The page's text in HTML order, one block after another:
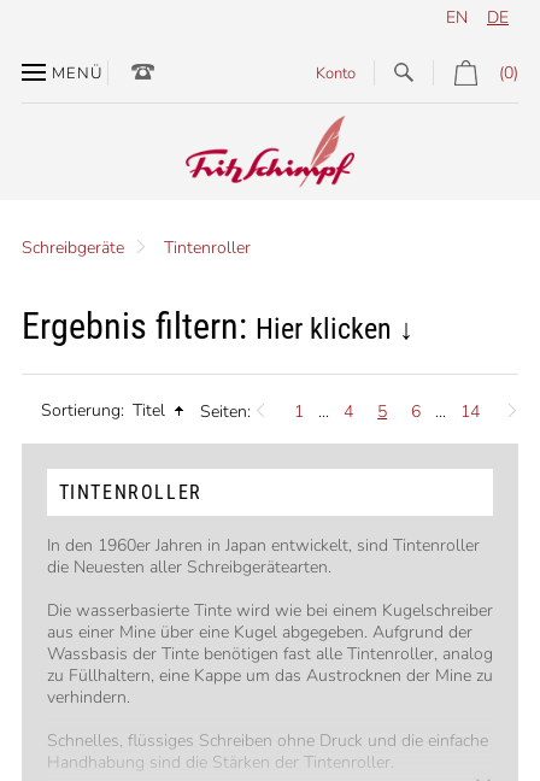
DE
EN
MENÜ (0)
Konto
Schreibgeräte Tintenroller
Ergebnis filtern: Hier klicken ↓
Seiten: 1 ... 4 5 6 ... 14
Sortierung: Titel
TINTENROLLER
In den 1960er Jahren in Japan entwickelt, sind Tintenroller
die Neuesten aller Schreibgerätearten.
Die wasserbasierte Tinte wird wie bei einem Kugelschreiber
aus einer Mine über eine Kugel abgegeben. Aufgrund der
Wassbasis der Tinte benötigen fast alle Tintenroller, analog
zu Füllhaltern, eine Kappe um das Austrocknen der Mine zu
verhindern.
Schnelles, flüssiges Schreiben ohne Druck und die einfache
Handhabung sind die Stärken der Tintenroller.